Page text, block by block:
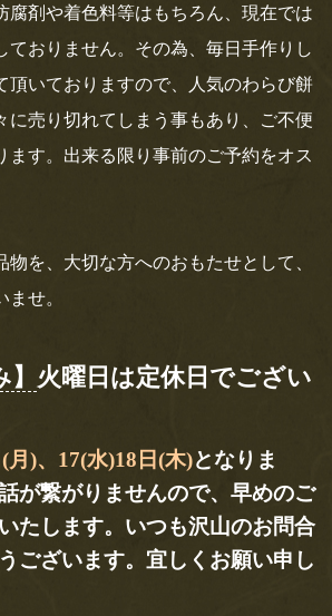
腐剤や着色料等はもちろん、現在では
ておりません。その為、毎日手作りし
頂いておりますので、人気のわらび餅
に売り切れてしまう事もあり、ご不便
ます。出来る限り事前のご予約をオス
物を、大切な方へのおもたせとして、
せ。
火曜日は定休日でござい
月)、17(水)18日(木)となりま
が繋がりませんので、早めのご
たします。いつも沢山のお問合
ございます。宜しくお願い申し
時25分オンエア「アナタの常識
。ソレダメ！」にて天のやがご
す！
、4月15日(水)18時25分オンエア「アナタの常識
る記事はございません。